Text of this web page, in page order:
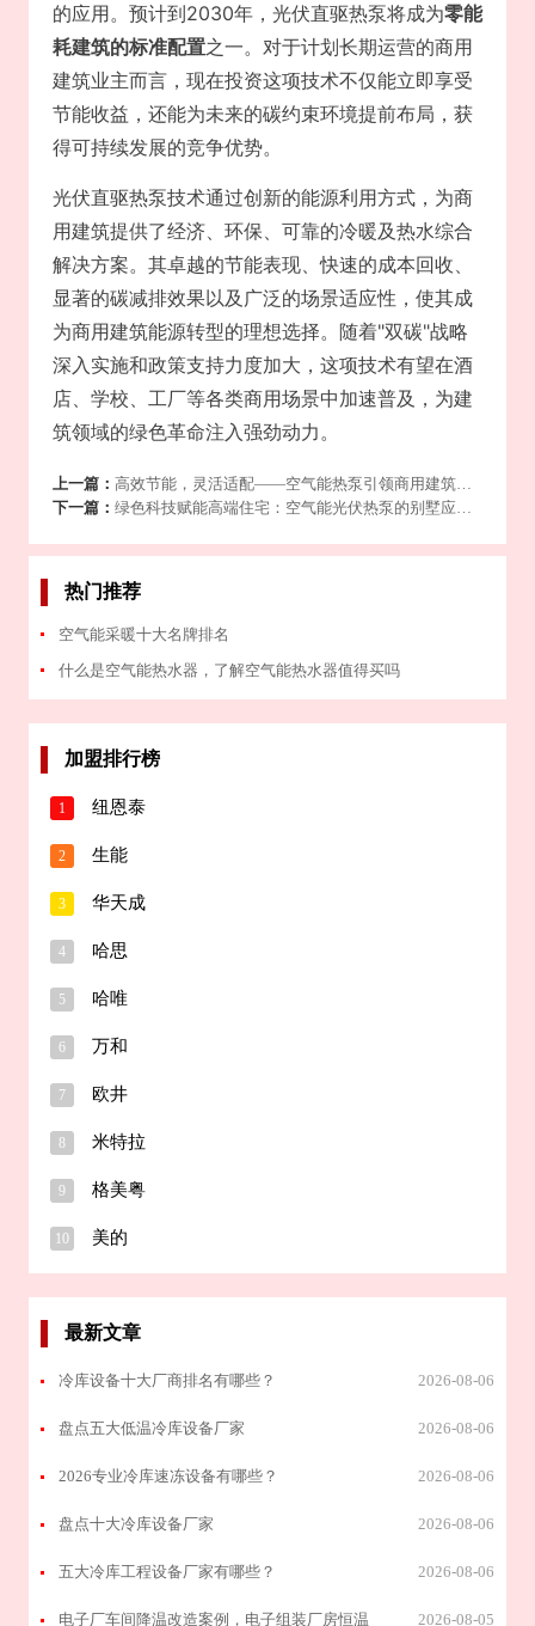
的应用。预计到2030年，光伏直驱热泵将成为零能
耗建筑的标准配置之一。对于计划长期运营的商用
建筑业主而言，现在投资这项技术不仅能立即享受
节能收益，还能为未来的碳约束环境提前布局，获
得可持续发展的竞争优势。
光伏直驱热泵技术通过创新的能源利用方式，为商
用建筑提供了经济、环保、可靠的冷暖及热水综合
解决方案。其卓越的节能表现、快速的成本回收、
显著的碳减排效果以及广泛的场景适应性，使其成
为商用建筑能源转型的理想选择。随着"双碳"战略
深入实施和政策支持力度加大，这项技术有望在酒
店、学校、工厂等各类商用场景中加速普及，为建
筑领域的绿色革命注入强劲动力。
上一篇： 高效节能，灵活适配——空气能热泵引领商用建筑绿
色供暖新趋势
下一篇： 绿色科技赋能高端住宅：空气能光伏热泵的别墅应用
热门推荐
空气能采暖十大名牌排名
什么是空气能热水器，了解空气能热水器值得买吗
加盟排行榜
1 纽恩泰
2 生能
3 华天成
4 哈思
5 哈唯
6 万和
7 欧井
8 米特拉
9 格美粤
10 美的
最新文章
冷库设备十大厂商排名有哪些？ 2026-08-06
盘点五大低温冷库设备厂家 2026-08-06
2026专业冷库速冻设备有哪些？ 2026-08-06
盘点十大冷库设备厂家 2026-08-06
五大冷库工程设备厂家有哪些？ 2026-08-06
电子厂车间降温改造案例，电子组装厂房恒温 2026-08-05